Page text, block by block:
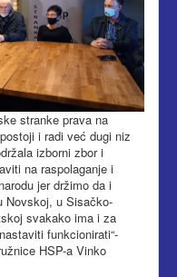
stranke prava na
i radi već dugi niz
izborni zbor i
na raspolaganje i
jer držimo da i
Novskoj, u Sisačko-
svakako ima i za
funkcionirati“-
HSP-a Vinko